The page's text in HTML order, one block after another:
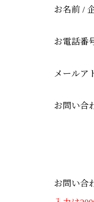
お名前 /
お電話番
メールア
お問い合
お問い合